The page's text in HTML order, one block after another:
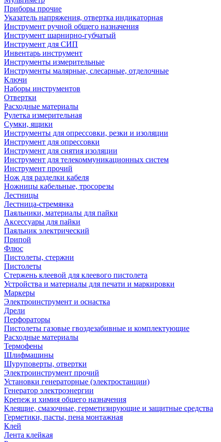
Приборы прочие
Указатель напряжения, отвертка индикаторная
Инструмент ручной общего назначения
Инструмент шарнирно-губчатый
Инструмент для СИП
Инвентарь инструмент
Инструменты измерительные
Инструменты малярные, слесарные, отделочные
Ключи
Наборы инструментов
Отвертки
Расходные материалы
Рулетка измерительная
Сумки, ящики
Инструменты для опрессовки, резки и изоляции
Инструмент для опрессовки
Инструмент для снятия изоляции
Инструмент для телекоммуникационных систем
Инструмент прочий
Нож для разделки кабеля
Ножницы кабельные, тросорезы
Лестницы
Лестница-стремянка
Паяльники, материалы для пайки
Аксессуары для пайки
Паяльник электрический
Припой
Флюс
Пистолеты, стержни
Пистолеты
Стержень клеевой для клеевого пистолета
Устройства и материалы для печати и маркировки
Маркеры
Электроинструмент и оснастка
Дрели
Перфораторы
Пистолеты газовые гвоздезабивные и комплектующие
Расходные материалы
Термофены
Шлифмашины
Шуруповерты, отвертки
Электроинструмент прочий
Установки генераторные (электростанции)
Генератор электроэнергии
Крепеж и химия общего назначения
Клеящие, смазочные, герметизирующие и защитные средства
Герметики, пасты, пена монтажная
Клей
Лента клейкая